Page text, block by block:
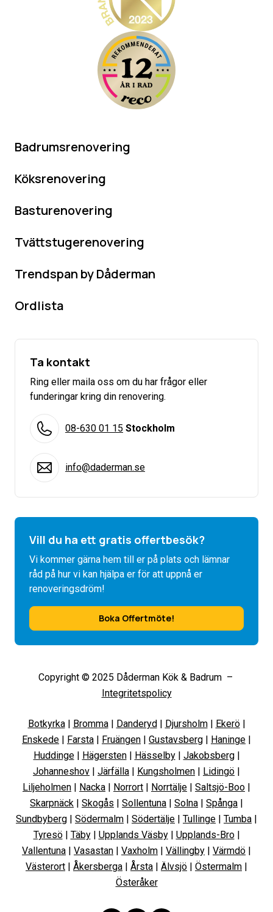
Badrumsrenovering
Köksrenovering
Basturenovering
Tvättstugerenovering
Trendspan by Dåderman
Ordlista
Ta kontakt
Ring eller maila oss om du har frågor eller
funderingar kring din renovering.
08-630 01 15 Stockholm
info@daderman.se
Vill du ha ett gratis offertbesök?
Vi kommer gärna hem till er på plats och lämnar
råd på hur vi kan hjälpa er för att uppnå er
renoveringsdröm!
Boka Offertmöte!
Copyright © 2025 Dåderman Kök & Badrum –
Integritetspolicy
Botkyrka| Bromma| Danderyd Djursholm| Ekerö|
Enskede
Farsta Fruängen Gustavsberg Haninge
Huddinge| Hägersten| Hässelby| Jakobsberg|
Johanneshov
Järfälla Kungsholmen Lidingö
Liljeholmen
Nacka Norrort Norrtälje Saltsjö-Boo
Skarpnäck
Skogås Sollentuna Solna Spånga
Sundbyberg
Södermalm Södertälje Tullinge Tumba
Tyresö| Täby| Upplands Väsby| Upplands-Bro|
Vallentuna
Vasastan Vaxholm Vällingby Värmdö
Västerort
Åkersberga Årsta Älvsjö Östermalm
Österåker